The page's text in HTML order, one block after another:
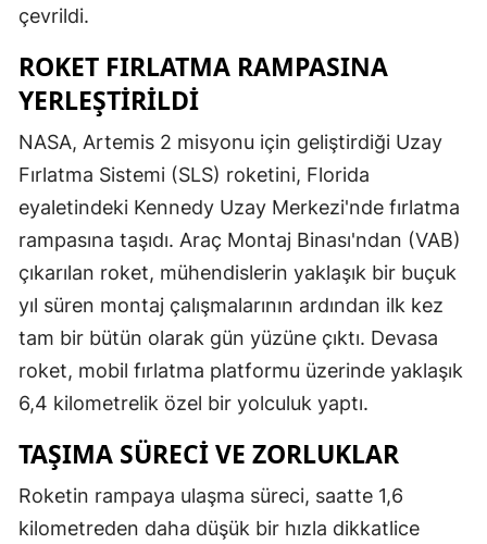
çevrildi.
ROKET FIRLATMA RAMPASINA
YERLEŞTIRILDI
NASA, Artemis 2 misyonu için geliştirdiği Uzay
Fırlatma Sistemi (SLS) roketini, Florida
eyaletindeki Kennedy Uzay Merkezi'nde fırlatma
rampasına taşıdı. Araç Montaj Binası'ndan (VAB)
çıkarılan roket, mühendislerin yaklaşık bir buçuk
yıl süren montaj çalışmalarının ardından ilk kez
tam bir bütün olarak gün yüzüne çıktı. Devasa
roket, mobil fırlatma platformu üzerinde yaklaşık
6,4 kilometrelik özel bir yolculuk yaptı.
TAŞIMA SÜRECI VE ZORLUKLAR
Roketin rampaya ulaşma süreci, saatte 1,6
kilometreden daha düşük bir hızla dikkatlice